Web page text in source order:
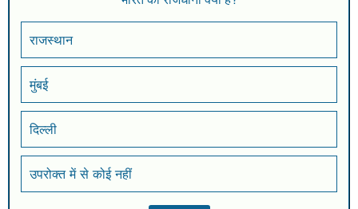
राजस्थान
मुंबई
दिल्ली
उपरोक्त में से कोई नहीं